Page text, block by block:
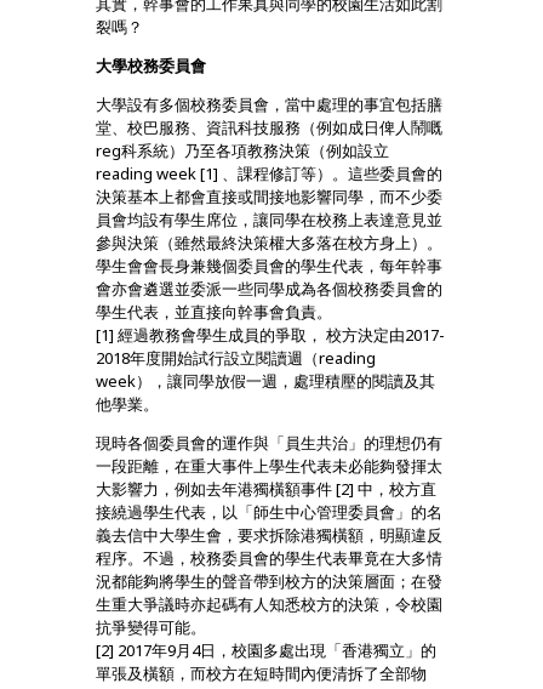
裂嗎？
大學校務委員會
大學設有多個校務委員會，當中處理的事宜包括膳
堂、校巴服務、資訊科技服務（例如成日俾人鬧嘅
reg科系統）乃至各項教務決策（例如設立
reading week [1] 、課程修訂等）。這些委員會的
決策基本上都會直接或間接地影響同學，而不少委
員會均設有學生席位，讓同學在校務上表達意見並
參與決策（雖然最終決策權大多落在校方身上）。
學生會會長身兼幾個委員會的學生代表，每年幹事
會亦會遴選並委派一些同學成為各個校務委員會的
學生代表，並直接向幹事會負責。
[1] 經過教務會學生成員的爭取， 校方決定由2017-
2018年度開始試行設立閱讀週（reading
week），讓同學放假一週，處理積壓的閱讀及其
他學業。
現時各個委員會的運作與「員生共治」的理想仍有
一段距離，在重大事件上學生代表未必能夠發揮太
大影響力，例如去年港獨橫額事件 [2] 中，校方直
接繞過學生代表，以「師生中心管理委員會」的名
義去信中大學生會，要求拆除港獨橫額，明顯違反
程序。不過，校務委員會的學生代表畢竟在大多情
況都能夠將學生的聲音帶到校方的決策層面；在發
生重大爭議時亦起碼有人知悉校方的決策，令校園
抗爭變得可能。
[2] 2017年9月4日，校園多處出現「香港獨立」的
單張及橫額，而校方在短時間內便清拆了全部物